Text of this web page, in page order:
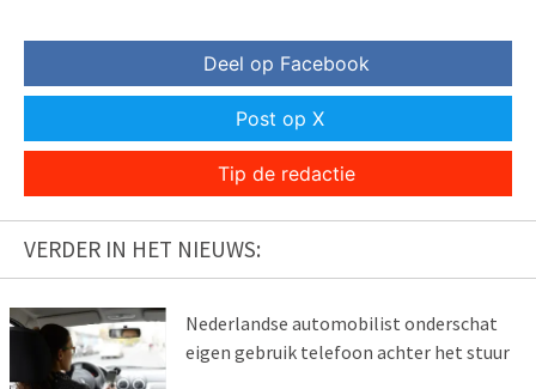
Deel op Facebook
Post op X
Tip de redactie
VERDER IN HET NIEUWS:
Nederlandse automobilist onderschat
eigen gebruik telefoon achter het stuur